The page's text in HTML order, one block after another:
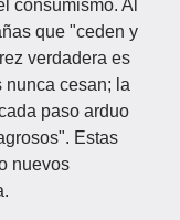
consumismo. Al
que "ceden y
verdadera es
cesan; la
paso arduo
Estas
nuevos